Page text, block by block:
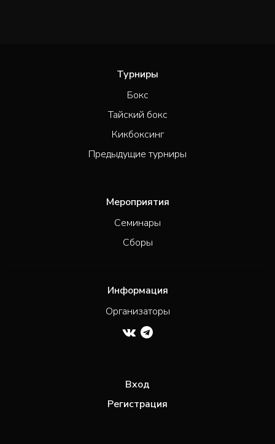
Турниры
Бокс
Тайский бокс
Кикбоксинг
Предыдущие турниры
Мероприятия
Семинары
Сборы
Информация
Организаторы
Вход
Регистрация